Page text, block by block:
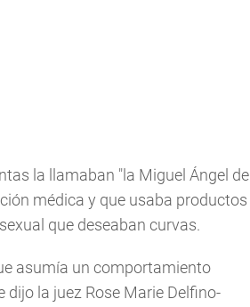
la llamaban "la Miguel Ángel de
médica y que usaba productos
que deseaban curvas.
asumía un comportamiento
dijo la juez Rose Marie Delfino-